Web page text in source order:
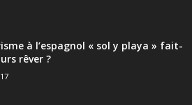
à l’espagnol « sol y playa » fait-
rêver ?